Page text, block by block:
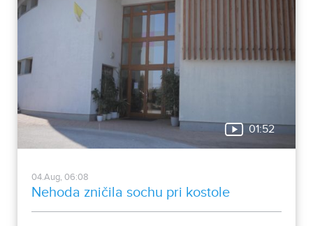
01:52
04.Aug, 06:08
Nehoda zničila sochu pri kostole